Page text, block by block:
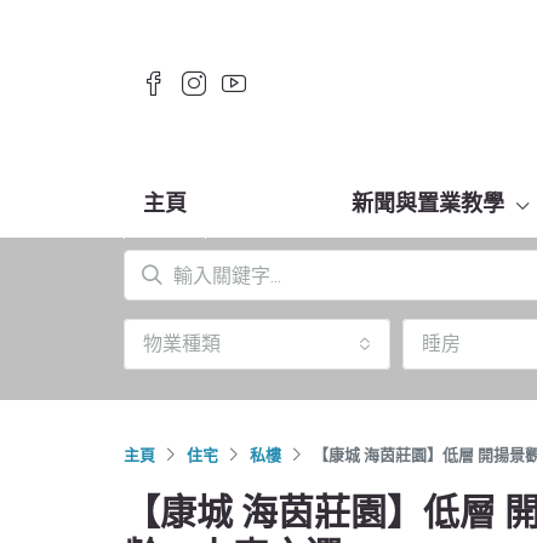
主頁 新聞與置業教學
物業種類 睡房
主頁 住宅 私樓 【康城 海茵莊園】低層 開揚
【康城 海茵莊園】低層